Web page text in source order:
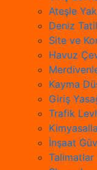
Ateşle
Deniz
Site ve
Havuz
Kayma
Giriş
Trafik
İnşaat
Talimatlar